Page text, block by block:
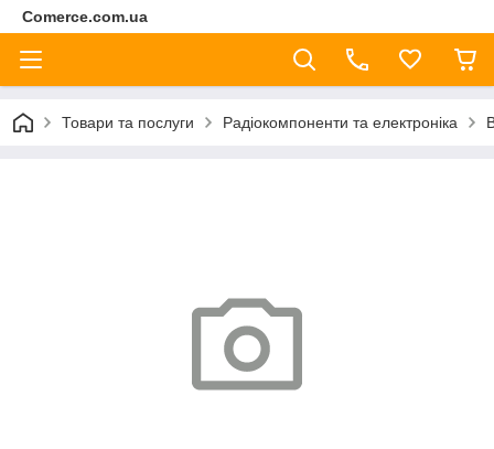
Comerce.com.ua
Товари та послуги Радіокомпоненти та електроніка